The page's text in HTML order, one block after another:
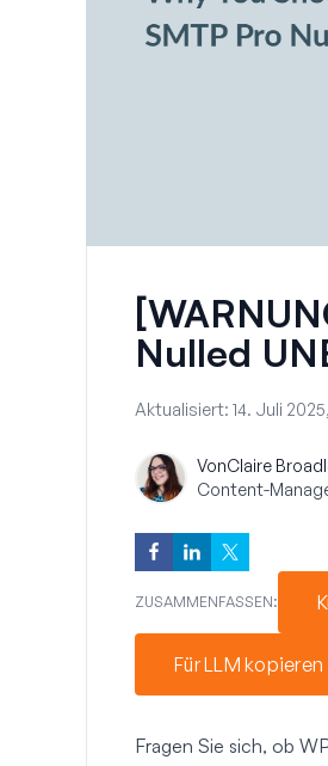
Nulled
Aktualisiert: 14. Juli
VonClaire
Content-
ZUSAMMENFASSEN:
Für LLM kopieren
Fragen Sie sich, ob